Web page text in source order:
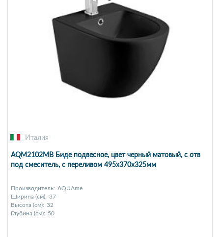
Италия
AQM2102MB Биде подвесное, цвет черный матовый, с отв
под смеситель, с переливом 495x370x325мм
Производитель: AQUAme
Ширина (см): 37
Высота (см): 32
Глубина (см): 50